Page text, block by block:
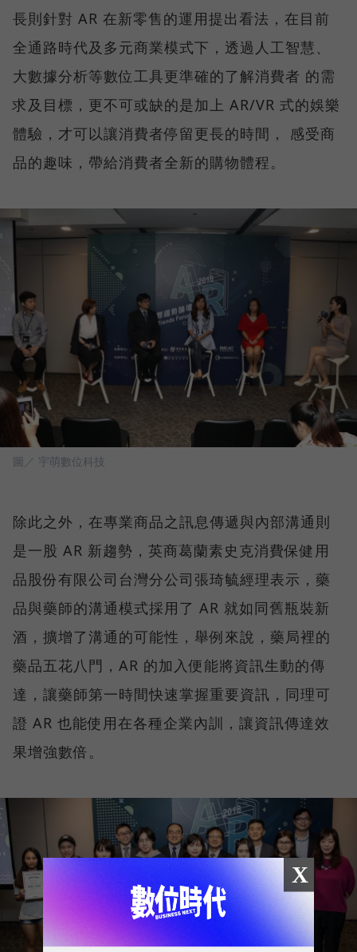
長則針對 AR 在新零售的運用提出看法，在目前
全通路時代及多元商業模式下，透過人工智慧、
大數據分析等數位工具更準確的了解消費者 的需
求及目標，更不可或缺的是加上 AR/VR 式的娛樂
體驗，才可以讓消費者停留更長的時間， 感受商
品的趣味，帶給消費者全新的購物體程。
圖／ 宇萌數位科技
除此之外，在專業商品之訊息傳遞與內部溝通則
是一股 AR 新趨勢，英商葛蘭素史克消費保健用
品股份有限公司台灣分公司張琦毓經理表示，藥
品與藥師的溝通模式採用了 AR 就如同舊瓶裝新
酒，擴增了溝通的可能性，舉例來說，藥局裡的
藥品五花八門，AR 的加入便能將資訊生動的傳
達，讓藥師第一時間快速掌握重要資訊，同理可
證 AR 也能使用在各種企業內訓，讓資訊傳達效
果增強數倍。
X